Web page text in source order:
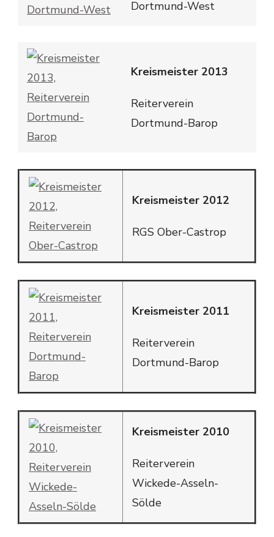
Dortmund-West
Kreismeister 2013
Reiterverein
Dortmund-Barop
Kreismeister 2012
RGS Ober-Castrop
Kreismeister 2011
Reiterverein
Dortmund-Barop
Kreismeister 2010
Reiterverein
Wickede-Asseln-
Sölde